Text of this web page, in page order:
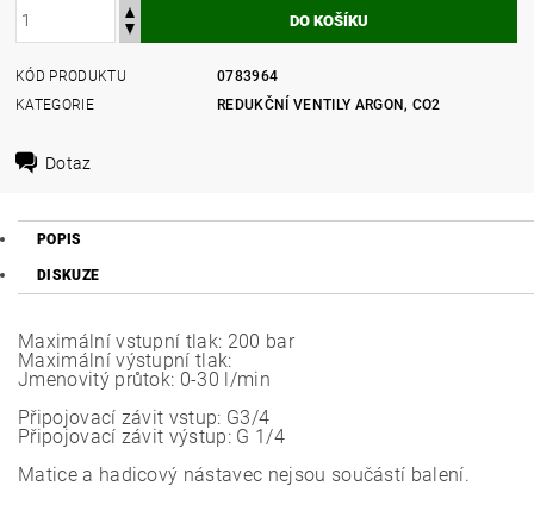
KÓD PRODUKTU
0783964
KATEGORIE
REDUKČNÍ VENTILY ARGON, CO2
Dotaz
POPIS
DISKUZE
Maximální vstupní tlak: 200 bar
Maximální výstupní tlak:
Jmenovitý průtok: 0-30 l/min
Připojovací závit vstup: G3/4
Připojovací závit výstup: G 1/4
Matice a hadicový nástavec nejsou součástí balení.